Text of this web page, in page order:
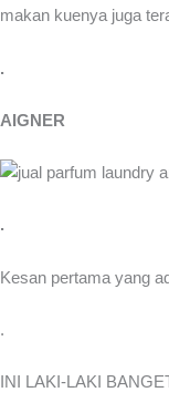
makan kuenya juga
.
AIGNER
.
Kesan pertama yang
.
INI LAKI-LAKI